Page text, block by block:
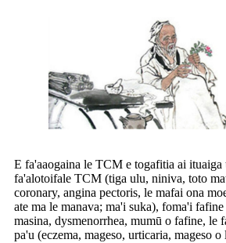
E fa'aaogaina le TCM e togafitia ai ituaiga
fa'alotoifale TCM (tiga ulu, niniva, toto
coronary, angina pectoris, le mafai ona
ate ma le manava; ma'i suka), foma'i
masina, dysmenorrhea, mumū o fafine, le
pa'u (eczema, mageso, urticaria, mageso o